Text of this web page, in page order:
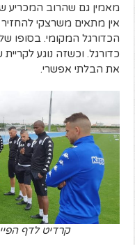
מאמין גם שהרוב המכריע
אין מתאים משרצקי
הכדורגל המקומי. בסופו
כדורגל. וכשזה נוגע
את הבלתי אפשרי.
קרדיט לדף